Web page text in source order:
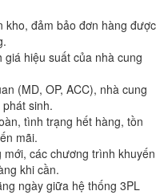
kho, đảm bảo đơn hàng được
hiệu suất của nhà cung
(MD, OP, ACC), nhà cung
sinh.
tình trạng hết hàng, tồn
mãi.
các chương trình khuyến
khi cần.
ngày giữa hệ thống 3PL